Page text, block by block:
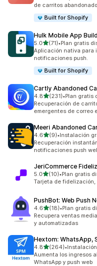
de carritos
Built for Shopify
Hulk Mobile App
5.0de 5 estrellas
(71)
71 reseñas en total
•Plan gratis
Aplicación nativa para
notificaciones push.
Built for Shopify
Cartly Abandoned
4.8de 5 estrellas
(231)
231 reseñas en total
•Plan gratis
Recuperación de
emergentes de correo
Meeri Abandoned
4.6de 5 estrellas
(9)
9 reseñas en total
•Instalación
Recuperación
notificaciones push
JeriCommerce
5.0de 5 estrellas
(10)
10 reseñas en total
•Plan gratis
Tarjeta de fidelización,
PushBot: Web Push
4.6de 5 estrellas
(18)
18 reseñas en total
•Plan gratis
Recupera ventas
y automatizadas
Hextom: WhatsApp,
4.8de 5 estrellas
(264)
264 reseñas en total
•
Aumenta los ingresos
WhatsApp y push web